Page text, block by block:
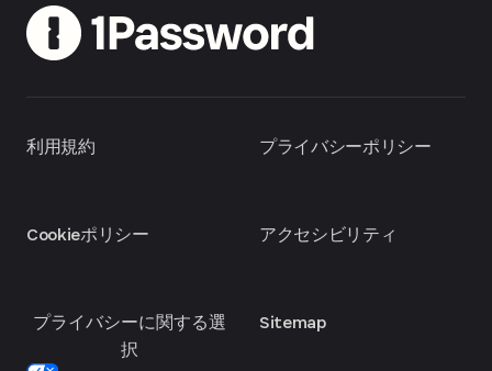
利用規約
Cookieポリシー
プライバシーに関する選
択
プライバシーポリシー
アクセシビリティ
Sitemap